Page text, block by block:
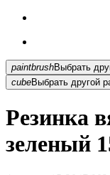
paintbrush
cubeВыбрать другой
Резинка
зеленый